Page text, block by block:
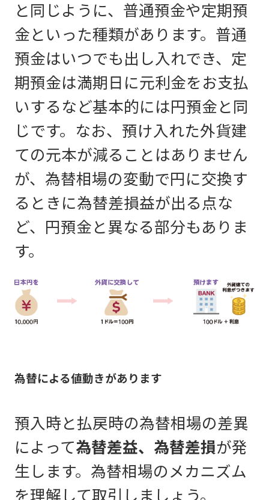
と同じように、普通預金や定期預
金といった種類があります。普通
預金はいつでも出し入れでき、定
期預金は満期日に元利金をお支払
いするなど基本的には円預金と同
じです。なお、預け入れた外貨建
ての元本が減ることはありません
が、為替相場の変動で円に交換す
るときに為替差損益が出る点な
ど、円預金と異なる部分もありま
す。
為替による値動きがあります
預入時と払戻時の為替相場の差異
によって為替差益、為替差損が発
生します。為替相場のメカニズム
を理解して取引しましょう。